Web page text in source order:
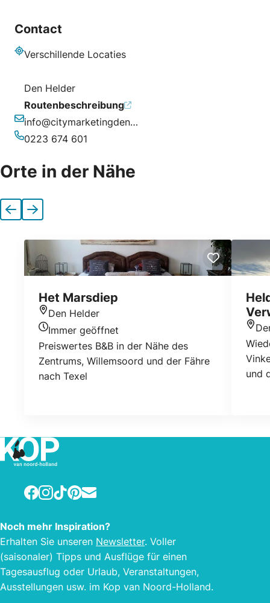
Contact
Verschillende Locaties
Den Helder
Routenbeschreibung
E-Mail-Adresse
info@citymarketingdenhelder.nl
0223 674 601
Orte in der Nähe
VorherigeNächste
Het Marsdiep
Standort
Den Helder
Heutigen Öffnungszeiten
Immer geöffnet
Preiswertes B&B in der Nähe des
Zentrums, Willemsoord und der Fähre
nach Texel
und
Facebook
Instagram
TikTokPinterest
E-mail
Noch mehr Inspiration?
Erhalten Sie unseren Newsletter. Voller
(saisonaler) Tipps und Ausflüge für einen
Tagesausflug oder Urlaub, Veranstaltungen,
Ausstellungen usw. im Kop van Noord-Holland.